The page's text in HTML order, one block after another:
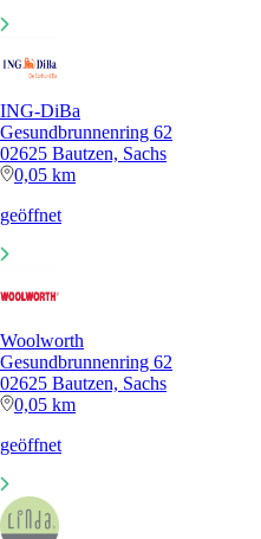
ING-DiBa
Gesundbrunnenring 62
02625 Bautzen, Sachs
0,05 km
geöffnet
Woolworth
Gesundbrunnenring 62
02625 Bautzen, Sachs
0,05 km
geöffnet